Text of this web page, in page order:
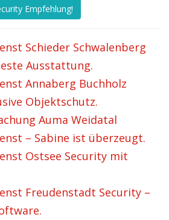
Empfehlung!
Schieder Schwalenberg
Ausstattung.
Annaberg Buchholz
Objektschutz.
Auma Weidatal
– Sabine ist überzeugt.
Ostsee Security mit
Freudenstadt Security –